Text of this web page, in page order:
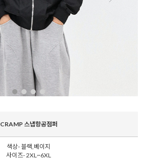
CRAMP 스냅항공점퍼
색상- 블랙,베이지
사이즈- 2XL~6XL